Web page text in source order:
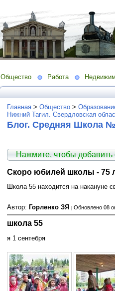
Общество Работа
Главная > Общество >
Нижний Тагил. Свердловская
Блог. Средняя Школа
Нажмите, чтобы
Скоро юбилей школы - 75
Школа 55 находится на накануне
Автор: Горленко ЗЯ Обновлено 08
школа 55
я 1 сентебря